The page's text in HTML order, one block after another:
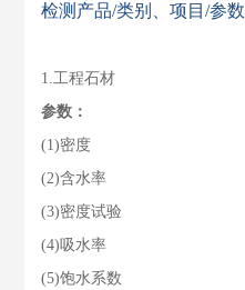
检测产品/类别、项目/参数
1.工程石材
参数：
(1)密度
(2)含水率
(3)密度试验
(4)吸水率
(5)饱水系数